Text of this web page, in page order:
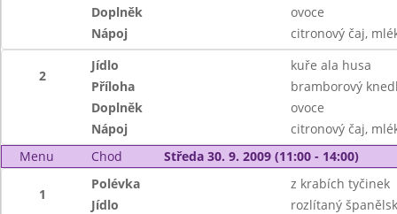
Doplněk
ovoce
Nápoj
citronový čaj,
2
Jídlo
kuře ala husa
Příloha
bramborový
Doplněk
ovoce
Nápoj
citronový čaj,
Menu
Chod Středa 30. 9. 2009 (11:00 - 14:00)
1
Polévka
z krabích tyčinek
Jídlo
rozlítaný